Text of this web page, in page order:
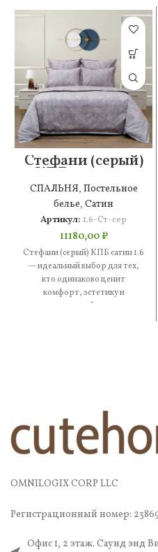
Стефани (серый)
КПБ сатин 1.6
СПАЛЬНЯ, Постельное
белье, Сатин
Артикул: 1.6-Ст-сер
11180,00₽
Стефани (серый) КПБ сатин 1.6
— идеальный выбор для тех,
кто одинаково ценит
комфорт, эстетику и
практичность. В составе —
OMNILOGIX CORP LLC
Регистрационный номер:
Офис 1, 2 этаж. Саунд энд